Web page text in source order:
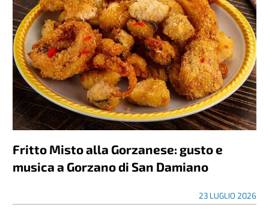
Fritto Misto alla Gorzanese: gusto e
musica a Gorzano di San Damiano
23 LUGLIO 2026